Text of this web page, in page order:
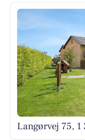
Langørvej 75, 1